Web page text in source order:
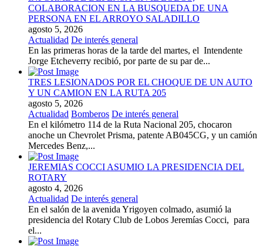
COLABORACION EN LA BUSQUEDA DE UNA
PERSONA EN EL ARROYO SALADILLO
agosto 5, 2026
Actualidad De interés general
En las primeras horas de la tarde del martes, el Intendente
Jorge Etcheverry recibió, por parte de su par de...
TRES LESIONADOS POR EL CHOQUE DE UN AUTO
Y UN CAMION EN LA RUTA 205
agosto 5, 2026
Actualidad Bomberos De interés general
En el kilómetro 114 de la Ruta Nacional 205, chocaron
anoche un Chevrolet Prisma, patente AB045CG, y un camión
Mercedes Benz,...
JEREMIAS COCCI ASUMIO LA PRESIDENCIA DEL
ROTARY
agosto 4, 2026
Actualidad De interés general
En el salón de la avenida Yrigoyen colmado, asumió la
presidencia del Rotary Club de Lobos Jeremías Cocci, para
el...